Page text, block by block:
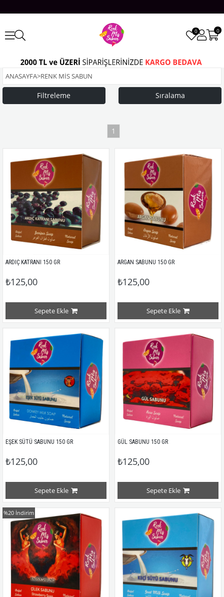
0
0
ANASAYFA>RENK MİS SABUN
Filtreleme Sıralama
1
ARDIÇ KATRANI 150 GR
₺125,00
Sepete Ekle
ARGAN SABUNU 150 GR
₺125,00
Sepete Ekle
EŞEK SÜTÜ SABUNU 150 GR
₺125,00
Sepete Ekle
GÜL SABUNU 150 GR
₺125,00
Sepete Ekle
%20 İndirim